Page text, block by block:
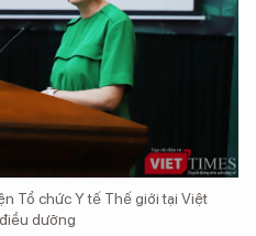
Tổ chức Y tế Thế giới tại Việt
dưỡng